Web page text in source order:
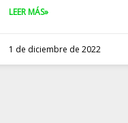
LEER MÁS»
1 de diciembre de 2022